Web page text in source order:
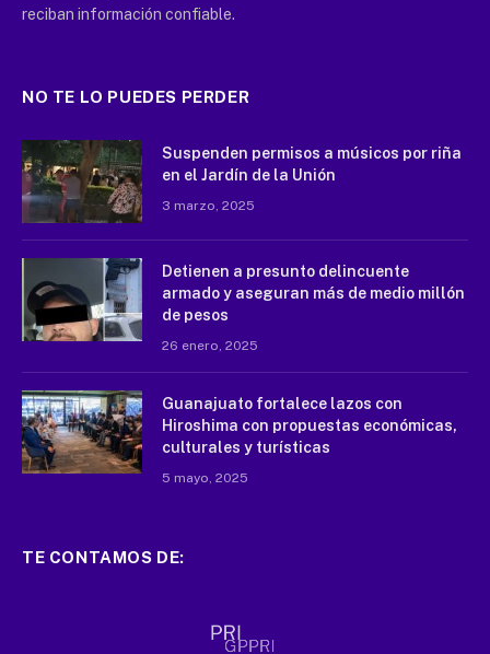
reciban información confiable.
NO TE LO PUEDES PERDER
Suspenden permisos a músicos por riña
en el Jardín de la Unión
3 marzo, 2025
Detienen a presunto delincuente
armado y aseguran más de medio millón
de pesos
26 enero, 2025
Guanajuato fortalece lazos con
Hiroshima con propuestas económicas,
culturales y turísticas
5 mayo, 2025
TE CONTAMOS DE: